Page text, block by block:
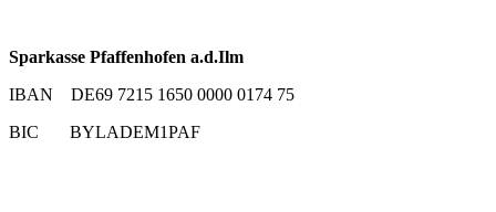
Sparkasse Pfaffenhofen a.d.Ilm
IBAN DE69 7215 1650 0000 0174 75
BIC BYLADEM1PAF